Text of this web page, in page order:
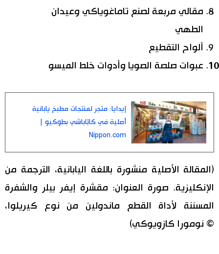
مقالي مربعة لصنع تاماغوياكي وعيدان
الطهي
ألواح التقطيع
عبوات صلصة الصويا وأدوات خلط الميسو
إيدايا: متجر لمنتجات مطبخ يابانية
أصلية في كابّاباشي بطوكيو |
Nippon.com
(المقالة الأصلية منشورة باللغة اليابانية، الترجمة من
الإنكليزية. صورة العنوان: مقشرة إيفر بيلر والشفرة
المسننة لأداة القطع ماندولين من نوع كيريلوا،
© نومورا كازويوكي)